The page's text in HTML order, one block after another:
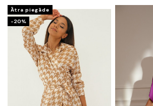
Ātra piegāde
-20%